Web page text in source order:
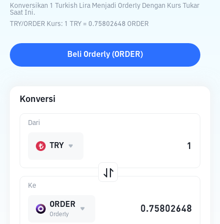
Konversikan 1 Turkish Lira Menjadi Orderly Dengan Kurs Tukar
Saat Ini.
TRY/ORDER Kurs: 1 TRY = 0.75802648 ORDER
Beli Orderly (ORDER)
Konversi
Ke
ORDER
Orderly
Dari
TRY